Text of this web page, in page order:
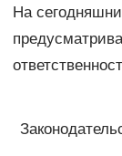
На